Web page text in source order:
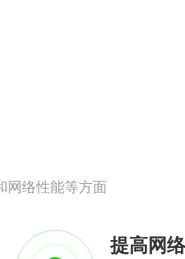
网络性能等方面
提高网